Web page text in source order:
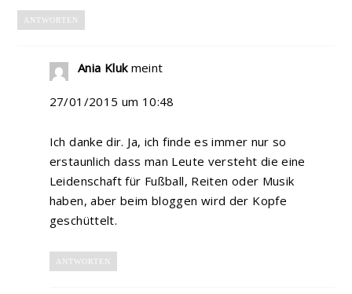
ANTWORTEN
Ania Kluk meint
27/01/2015 um 10:48
Ich danke dir. Ja, ich finde es immer nur so
erstaunlich dass man Leute versteht die eine
Leidenschaft für Fußball, Reiten oder Musik
haben, aber beim bloggen wird der Kopfe
geschüttelt.
ANTWORTEN